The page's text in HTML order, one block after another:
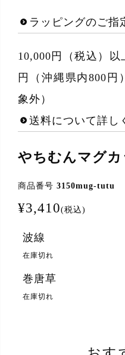
ラッピングのご指
10,000円（税込）
円（沖縄県内800
象外）
送料について詳し
やちむんマグ
商品番号 3150mug-tutu
¥3,410 税込
波線
在庫切れ
巻唐草
在庫切れ